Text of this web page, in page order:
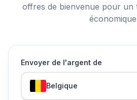
offres de bienvenue pour un
Envoyer de l'argent de
Belgique